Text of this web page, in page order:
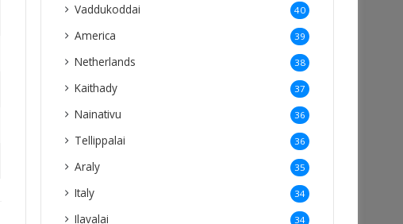
Vaddukoddai 40
America 39
Netherlands 38
Kaithady 37
Nainativu 36
Tellippalai 36
Araly 35
Italy 34
Ilavalai 34